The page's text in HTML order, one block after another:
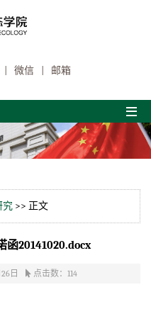
微信 邮箱
究 >> 正文
函20141020.docx
日 点击数： 114